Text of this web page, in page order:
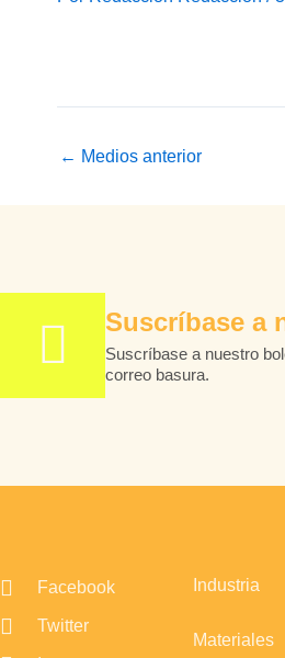
← Medios anterior
Suscríbase a
Suscríbase a nuestro
correo basura.
Facebook
Twitter
Industria
Materiales